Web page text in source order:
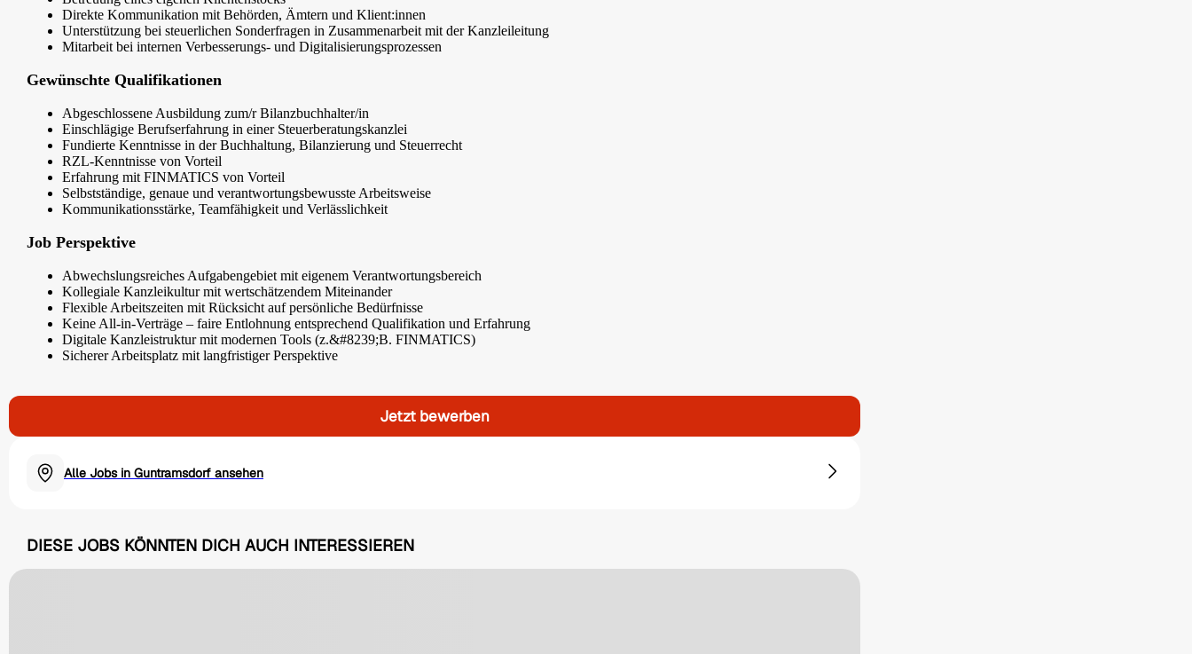
Direkte Kommunikation mit Behörden, Ämtern und Klient:innen
Unterstützung bei steuerlichen Sonderfragen in Zusammenarbeit mit der Kanzleileitung
Mitarbeit bei internen Verbesserungs- und Digitalisierungsprozessen
Gewünschte Qualifikationen
Abgeschlossene Ausbildung zum/r Bilanzbuchhalter/in
Einschlägige Berufserfahrung in einer Steuerberatungskanzlei
Fundierte Kenntnisse in der Buchhaltung, Bilanzierung und Steuerrecht
RZL-Kenntnisse von Vorteil
Erfahrung mit FINMATICS von Vorteil
Selbstständige, genaue und verantwortungsbewusste Arbeitsweise
Kommunikationsstärke, Teamfähigkeit und Verlässlichkeit
Job Perspektive
Abwechslungsreiches Aufgabengebiet mit eigenem Verantwortungsbereich
Kollegiale Kanzleikultur mit wertschätzendem Miteinander
Flexible Arbeitszeiten mit Rücksicht auf persönliche Bedürfnisse
Keine All-in-Verträge – faire Entlohnung entsprechend Qualifikation und Erfahrung
Digitale Kanzleistruktur mit modernen Tools (z.&#8239;B. FINMATICS)
Sicherer Arbeitsplatz mit langfristiger Perspektive
Jetzt bewerben
Alle Jobs in Guntramsdorf ansehen
DIESE JOBS KÖNNTEN DICH AUCH INTERESSIEREN